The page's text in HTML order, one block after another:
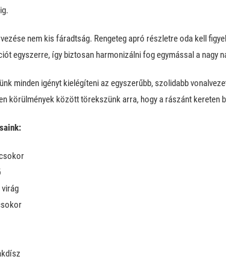
nem kis fáradtság. Rengeteg apró részletre oda kell
egyszerre, így biztosan harmonizálni fog egymással a nagy
minden igényt kielégíteni az egyszerűbb, szolidabb
körülmények között törekszünk arra, hogy a rászánt kereten